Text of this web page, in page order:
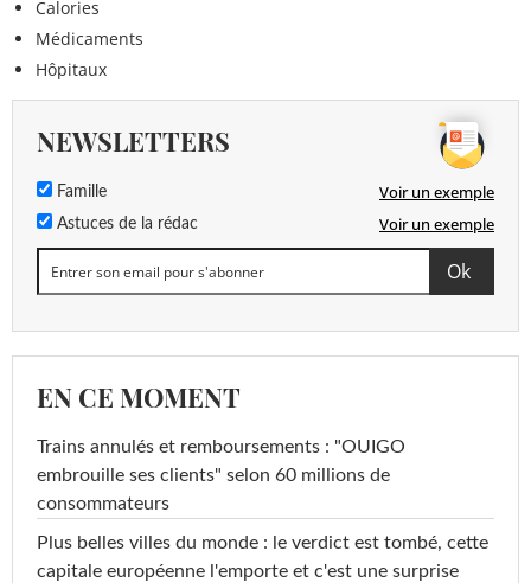
Calories
Médicaments
Hôpitaux
NEWSLETTERS
Famille Voir un exemple
Astuces de la rédac Voir un exemple
EN CE MOMENT
Trains annulés et remboursements : "OUIGO
embrouille ses clients" selon 60 millions de
consommateurs
Plus belles villes du monde : le verdict est tombé, cette
capitale européenne l'emporte et c'est une surprise